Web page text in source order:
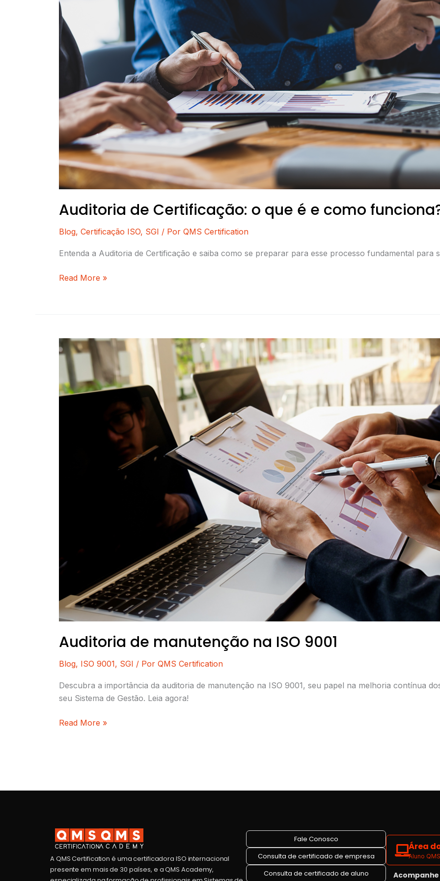
Auditoria de Certificação: o que é e como
Blog, Certificação ISO, SGI / Por QMS Certification
Entenda a Auditoria de Certificação e saiba como se preparar para esse processo fundamental para
funciona?
Read More »
Auditoria de manutenção na ISO 9001
Blog, ISO 9001, SGI / Por QMS Certification
Descubra a importância da auditoria de manutenção na ISO 9001, seu papel na melhoria contínua
seu Sistema de Gestão. Leia agora!
Auditoria
de
manutenção
na
ISO
Read More »
A QMS Certification é uma certificadora ISO internacional
presente em mais de 30 países, e a QMS Academy,
Fale Conosco
Consulta de certificado de empresa
Consulta de certificado de aluno
Área
Aluno
Acompanhe